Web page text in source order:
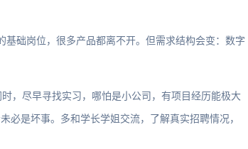
础岗位，很多产品都离不开。但需求结构会变：数字
，尽早寻找实习，哪怕是小公司，有项目经历能极大
是坏事。多和学长学姐交流，了解真实招聘情况，